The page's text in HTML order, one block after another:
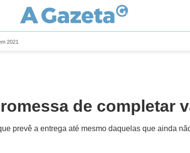
2021
de completar
prevê a entrega até mesmo daquelas que ainda